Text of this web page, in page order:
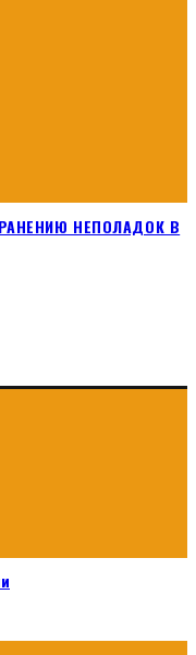
НЕПОЛАДОК В